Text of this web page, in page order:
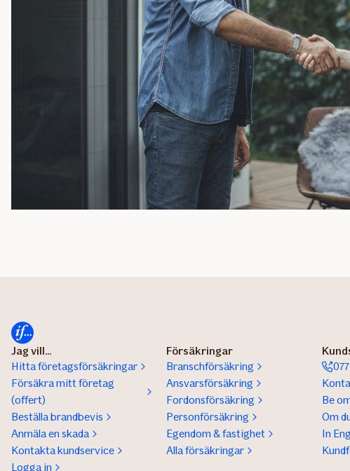
Jag vill...
Hitta företagsförsäkringar
Försäkra mitt företag
(offert)
Beställa brandbevis
Anmäla en skada
Kontakta kundservice
Logga in
Försäkringar
Branschförsäkring
Ansvarsförsäkring
Fordonsförsäkring
Personförsäkring
Egendom & fastighet
Alla försäkringar
Be
Om
In